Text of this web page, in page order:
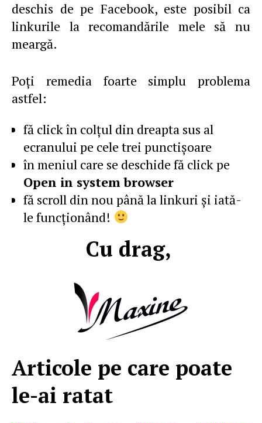
deschis de pe Facebook, este posibil ca
linkurile la recomandările mele să nu
meargă.
Poţi remedia foarte simplu problema
astfel:
fă click în colţul din dreapta sus al
ecranului pe cele trei punctişoare
în meniul care se deschide fă click pe
Open in system browser
fă scroll din nou până la linkuri şi iată-
le funcţionând!
Cu drag,
Articole pe care poate
le-ai ratat